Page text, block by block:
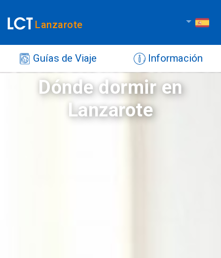
Lanzarote
Guías de Viaje Información
Dónde dormir en
Lanzarote